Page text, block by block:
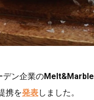
デン企業のMelt&Marble
携を発表しました。